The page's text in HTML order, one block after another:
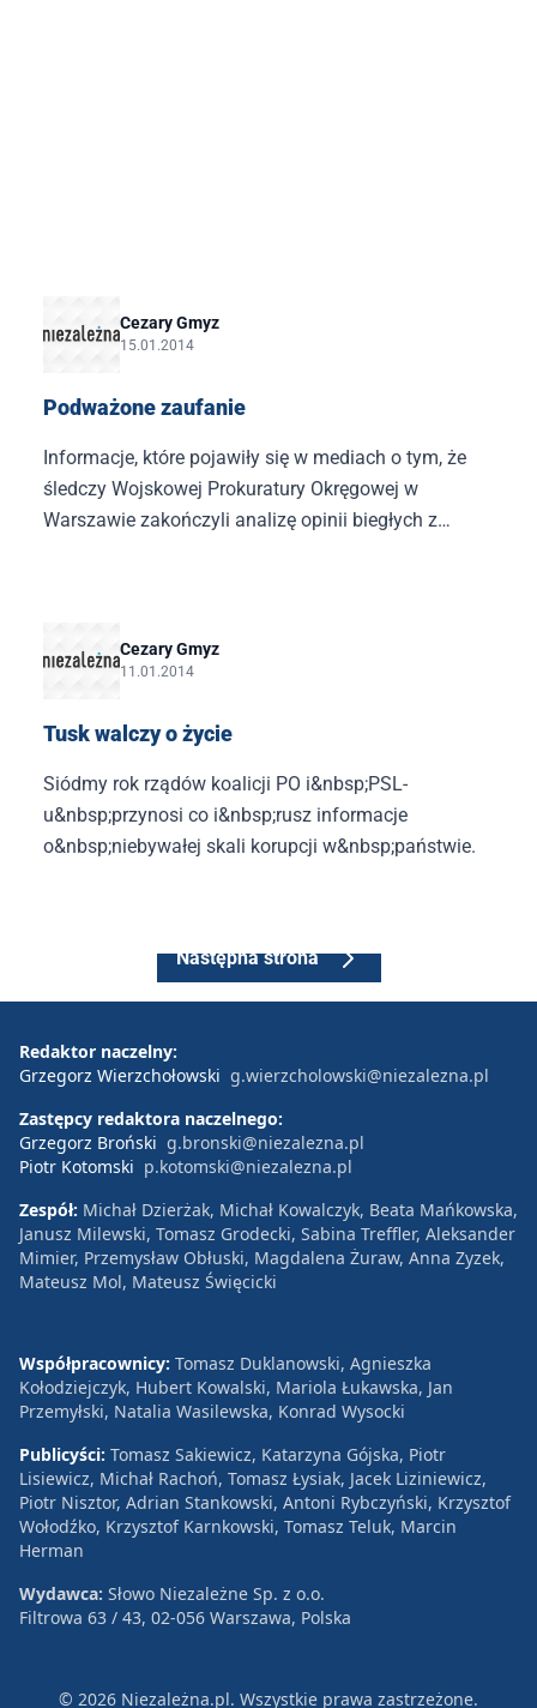
Cezary Gmyz
15.01.2014
Podważone zaufanie
Informacje, które pojawiły się w mediach o tym, że
śledczy Wojskowej Prokuratury Okręgowej w
Warszawie zakończyli analizę opinii biegłych z
Cezary Gmyz
11.01.2014
Tusk walczy o życie
Siódmy rok rządów koalicji PO i&nbsp;PSL-
u&nbsp;przynosi co i&nbsp;rusz informacje
o&nbsp;niebywałej skali korupcji w&nbsp;państwie.
Następna strona
Redaktor naczelny:
Grzegorz Wierzchołowski g.wierzcholowski@niezalezna.pl
Zastępcy redaktora naczelnego:
Grzegorz Broński g.bronski@niezalezna.pl
Piotr Kotomski p.kotomski@niezalezna.pl
Zespół: Michał Dzierżak, Michał Kowalczyk, Beata Mańkowska,
Janusz Milewski, Tomasz Grodecki, Sabina Treffler, Aleksander
Mimier, Przemysław Obłuski, Magdalena Żuraw, Anna Zyzek,
Mateusz Mol, Mateusz Święcicki
Współpracownicy: Tomasz Duklanowski, Agnieszka
Kołodziejczyk, Hubert Kowalski, Mariola Łukawska, Jan
Przemyłski, Natalia Wasilewska, Konrad Wysocki
Publicyści: Tomasz Sakiewicz, Katarzyna Gójska, Piotr
Lisiewicz, Michał Rachoń, Tomasz Łysiak, Jacek Liziniewicz,
Piotr Nisztor, Adrian Stankowski, Antoni Rybczyński, Krzysztof
Wołodźko, Krzysztof Karnkowski, Tomasz Teluk, Marcin
Herman
Wydawca: Słowo Niezależne Sp. z o.o.
Filtrowa 63 / 43, 02-056 Warszawa, Polska
© 2026 Niezależna.pl. Wszystkie prawa zastrzeżone.